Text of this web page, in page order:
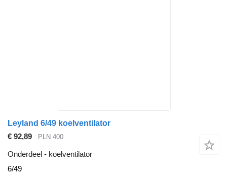
Leyland 6/49 koelventilator
€ 92,89
PLN 400
Onderdeel - koelventilator
6/49